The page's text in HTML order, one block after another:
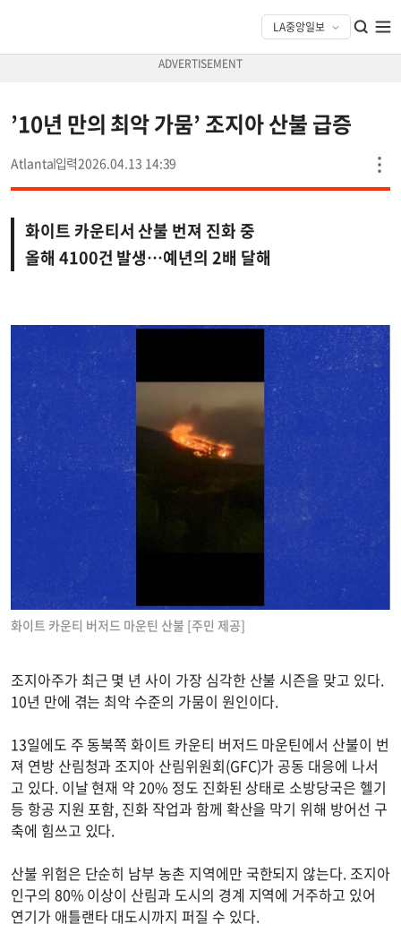
’10년 만의 최악 가뭄’ 조지아 산불 급증
Atlanta 2026.04.13 14:39
화이트 카운티서 산불 번져 진화 중
올해 4100건 발생…예년의 2배 달해
화이트 카운티 버저드 마운틴 산불 [주민 제공]
조지아주가 최근 몇 년 사이 가장 심각한 산불 시즌을 맞고 있다.
10년 만에 겪는 최악 수준의 가뭄이 원인이다.
13일에도 주 동북쪽 화이트 카운티 버저드 마운틴에서 산불이 번
져 연방 산림청과 조지아 산림위원회(GFC)가 공동 대응에 나서
고 있다. 이날 현재 약 20% 정도 진화된 상태로 소방당국은 헬기
등 항공 지원 포함, 진화 작업과 함께 확산을 막기 위해 방어선 구
축에 힘쓰고 있다.
산불 위험은 단순히 남부 농촌 지역에만 국한되지 않는다. 조지아
인구의 80% 이상이 산림과 도시의 경계 지역에 거주하고 있어
연기가 애틀랜타 대도시까지 퍼질 수 있다.